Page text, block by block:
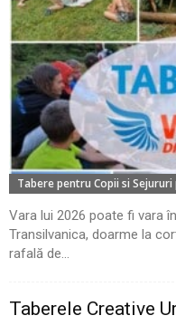
Tabere pentru Copii si
Vara lui 2026 poate fi vara
Transilvanica, doarme la
rafală de...
Taberele Creative